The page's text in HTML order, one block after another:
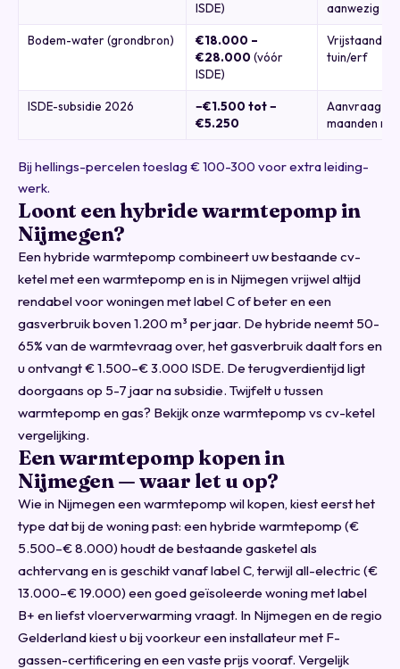
ISDE)
aanwezig
Bodem-water (grondbron)
€18.000 –
€28.000 (vóór
ISDE)
Vrijstaande
tuin/erf
ISDE-subsidie 2026
−€1.500 tot −
€5.250
Aanvraag
maanden na
Bij hellings-percelen toeslag € 100-300 voor extra leiding-
werk.
Loont een hybride warmtepomp in
Nijmegen?
Een hybride warmtepomp combineert uw bestaande cv-
ketel met een warmtepomp en is in Nijmegen vrijwel altijd
rendabel voor woningen met label C of beter en een
gasverbruik boven 1.200 m³ per jaar. De hybride neemt 50-
65% van de warmtevraag over, het gasverbruik daalt fors en
u ontvangt € 1.500–€ 3.000 ISDE. De terugverdientijd ligt
doorgaans op 5-7 jaar na subsidie. Twijfelt u tussen
warmtepomp en gas? Bekijk onze warmtepomp vs cv-ketel
vergelijking.
Een warmtepomp kopen in
Nijmegen — waar let u op?
Wie in Nijmegen een warmtepomp wil kopen, kiest eerst het
type dat bij de woning past: een hybride warmtepomp (€
5.500–€ 8.000) houdt de bestaande gasketel als
achtervang en is geschikt vanaf label C, terwijl all-electric (€
13.000–€ 19.000) een goed geïsoleerde woning met label
B+ en liefst vloerverwarming vraagt. In Nijmegen en de regio
Gelderland kiest u bij voorkeur een installateur met F-
gassen-certificering en een vaste prijs vooraf. Vergelijk